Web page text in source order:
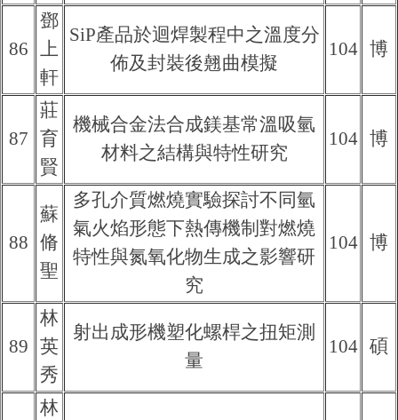
86
鄧
上
軒
SiP產品於迴焊製程中之溫度分
佈及封裝後翹曲模擬
104 博
87
莊
育
賢
機械合金法合成鎂基常溫吸氫
材料之結構與特性研究
104 博
88
蘇
脩
聖
多孔介質燃燒實驗探討不同氫
氣火焰形態下熱傳機制對燃燒
特性與氮氧化物生成之影響研
究
104 博
89
林
英
秀
射出成形機塑化螺桿之扭矩測
量
104 碩
林